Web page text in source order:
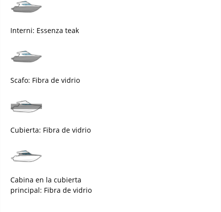
Interni: Essenza teak
Scafo: Fibra de vidrio
Cubierta: Fibra de vidrio
Cabina en la cubierta
principal: Fibra de vidrio